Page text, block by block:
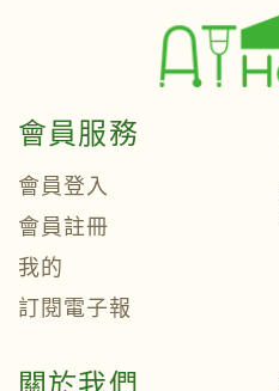
會員服務
會員登入
會員註冊
我的
訂閱電子報
關於我們